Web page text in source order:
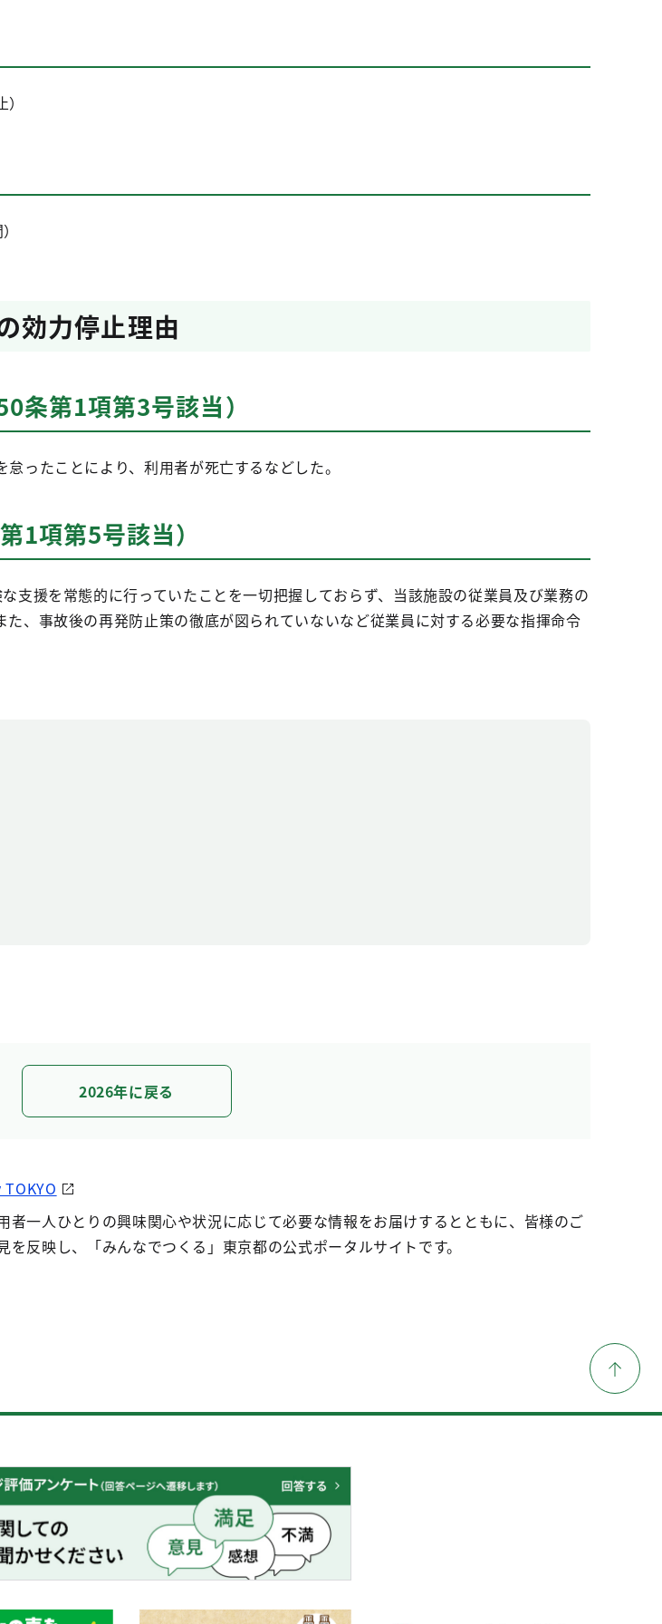
効力停止理由
条第1項第3号該当）
ったことにより、利用者が死亡するなどした。
1項第5号該当）
支援を常態的に行っていたことを一切把握しておらず、当該施設の従業員及び業務の
、事故後の再発防止策の徹底が図られていないなど従業員に対する必要な指揮命令
2026年に戻る
TOKYO
者一人ひとりの興味関心や状況に応じて必要な情報をお届けするとともに、皆様のご
を反映し、「みんなでつくる」東京都の公式ポータルサイトです。